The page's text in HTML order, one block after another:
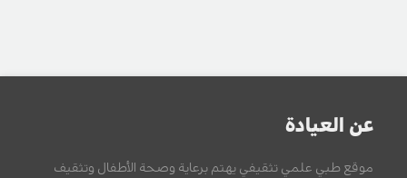
عن العيادة
موقع طبي علمي تثقيفي يهتم برعاية وصحة الأطفال وتثقيف